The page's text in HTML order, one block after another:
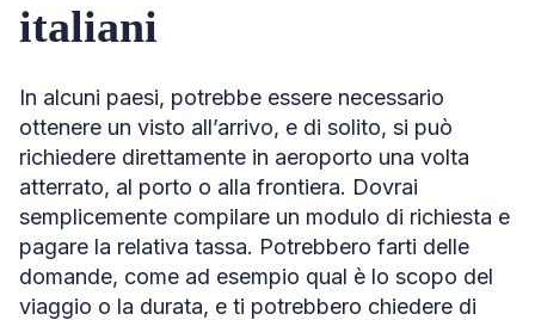
italiani
In alcuni paesi, potrebbe essere necessario
ottenere un visto all’arrivo, e di solito, si può
richiedere direttamente in aeroporto una volta
atterrato, al porto o alla frontiera. Dovrai
semplicemente compilare un modulo di richiesta e
pagare la relativa tassa. Potrebbero farti delle
domande, come ad esempio qual è lo scopo del
viaggio o la durata, e ti potrebbero chiedere di